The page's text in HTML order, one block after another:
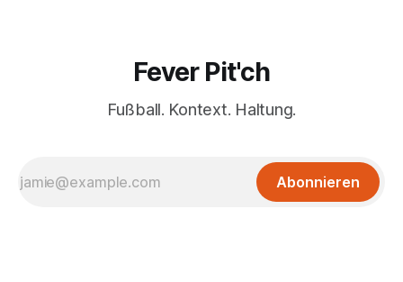
Fever Pit'ch
Fußball. Kontext. Haltung.
Abonnieren